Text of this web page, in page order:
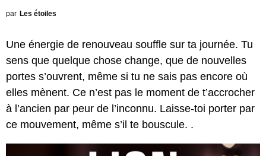
par Les étoiles
Une énergie de renouveau souffle sur ta journée. Tu
sens que quelque chose change, que de nouvelles
portes s’ouvrent, même si tu ne sais pas encore où
elles mènent. Ce n’est pas le moment de t’accrocher
à l’ancien par peur de l’inconnu. Laisse-toi porter par
ce mouvement, même s’il te bouscule. .